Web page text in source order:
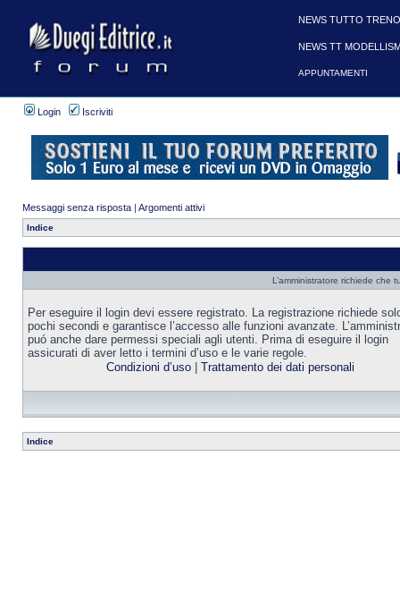
Login Iscriviti
Messaggi senza risposta | Argomenti attivi
Indice
L’amministratore richiede che
Per eseguire il login devi essere registrato. La registrazione richiede
pochi secondi e garantisce l’accesso alle funzioni avanzate.
puó anche dare permessi speciali agli utenti. Prima di eseguire il login
assicurati di aver letto i termini d’uso e le varie regole.
Condizioni d’uso| Trattamento dei dati personali
Indice
NEWS TUTTO
NEWS TT
APPUNTAMENTI